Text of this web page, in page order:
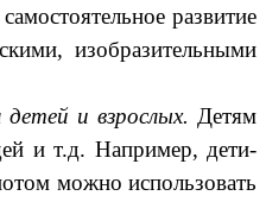
развитие
изобразительными
и взрослых. Детям
и т.д. Например, дети-
можно использовать